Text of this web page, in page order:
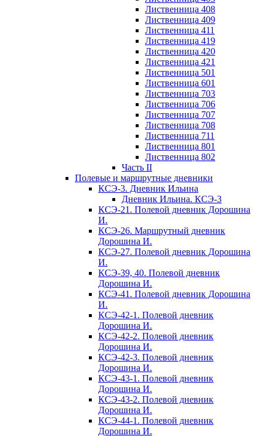
Лиственница 408
Лиственница 409
Лиственница 411
Лиственница 419
Лиственница 420
Лиственница 421
Лиственница 501
Лиственница 601
Лиственница 703
Лиственница 706
Лиственница 707
Лиственница 708
Лиственница 711
Лиственница 801
Лиственница 802
Часть II
Полевые и маршрутные дневники
КСЭ-3. Дневник Ильина
Дневник Ильина. КСЭ-3
КСЭ-21. Полевой дневник Дорошина
И.
КСЭ-26. Маршрутный дневник
Дорошина И.
КСЭ-27. Полевой дневник Дорошина
И.
КСЭ-39, 40. Полевой дневник
Дорошина И.
КСЭ-41. Полевой дневник Дорошина
И.
КСЭ-42-1. Полевой дневник
Дорошина И.
КСЭ-42-2. Полевой дневник
Дорошина И.
КСЭ-42-3. Полевой дневник
Дорошина И.
КСЭ-43-1. Полевой дневник
Дорошина И.
КСЭ-43-2. Полевой дневник
Дорошина И.
КСЭ-44-1. Полевой дневник
Дорошина И.